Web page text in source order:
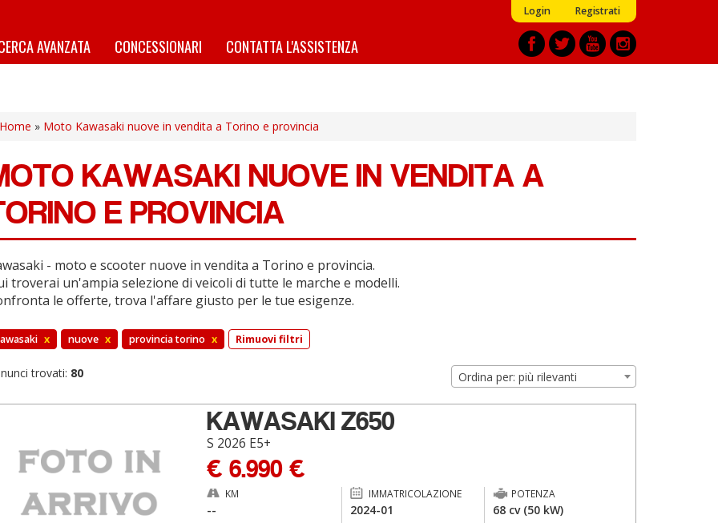
Login Registrati
AVANZATA CONCESSIONARI CONTATTA L'ASSISTENZA
Home » Moto Kawasaki nuove in vendita a Torino e provincia
KAWASAKI NUOVE IN VENDITA A
E PROVINCIA
- moto e scooter nuove in vendita a Torino e provincia.
troverai un'ampia selezione di veicoli di tutte le marche e modelli.
le offerte, trova l'affare giusto per le tue esigenze.
x nuove x provincia torino x Rimuovi filtri
trovati: 80 Ordina per: più rilevanti
KAWASAKI Z650
S 2026 E5+
€ 6.990 €
KM
--
IMMATRICOLAZIONE
2024-01
POTENZA
68 cv (50 kW)